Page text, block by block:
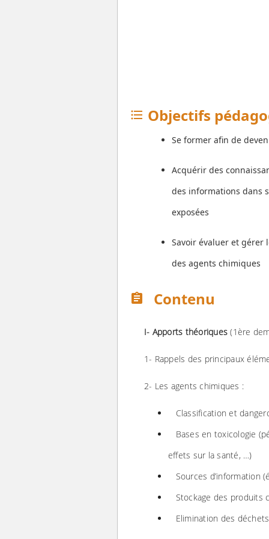
format_list_bulleted Objectifs
Se former afin de
Acquérir des
des informations dans
exposées
Savoir évaluer et gérer
des agents chimiques
assignment Contenu
I- Apports théoriques (1ère
1- Rappels des principaux
2- Les agents chimiques :
Classification et
Bases en toxicologie
effets sur la santé, …)
Sources d’information
Stockage des produits
Elimination des déchets